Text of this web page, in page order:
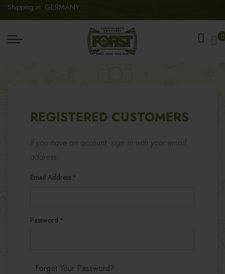
Shipping in: GERMANY
0
REGISTERED CUSTOMERS
If you have an account, sign in with your email
address.
Email Address
Password
Forgot Your Password?